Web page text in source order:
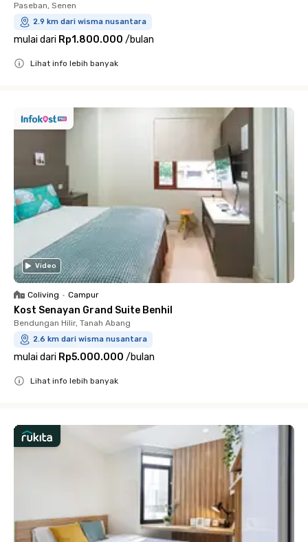
Paseban, Senen
2.9 km dari wisma nusantara
mulai dari Rp1.800.000 /bulan
Lihat info lebih banyak
Video
Coliving • Campur
Kost Senayan Grand Suite Benhil
Bendungan Hilir, Tanah Abang
2.6 km dari wisma nusantara
mulai dari Rp5.000.000 /bulan
Lihat info lebih banyak